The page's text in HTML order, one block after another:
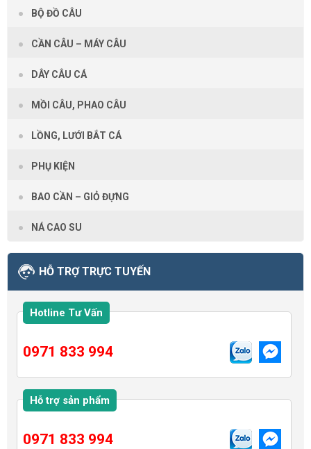
BỘ ĐỒ CÂU
CẦN CÂU – MÁY CÂU
DÂY CÂU CÁ
MỒI CÂU, PHAO CÂU
LỒNG, LƯỚI BẮT CÁ
PHỤ KIỆN
BAO CẦN – GIỎ ĐỰNG
NÁ CAO SU
HỖ TRỢ TRỰC TUYẾN
Hotline Tư Vấn
0971 833 994
Hỗ trợ sản phẩm
0971 833 994